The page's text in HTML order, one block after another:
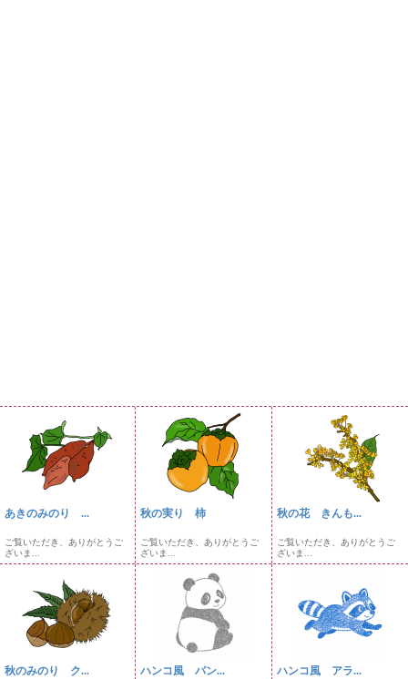
あきのみのり ...
ご覧いただき、ありがとうご
ざいま...
秋の実り 柿
ご覧いただき、ありがとうご
ざいま...
秋の花 きんも...
ご覧いただき、ありがとうご
ざいま...
秋のみのり ク... ハンコ風 パン... ハンコ風 アラ...